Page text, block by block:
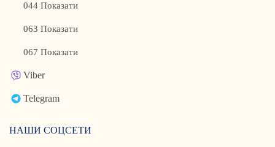
044 Показати
063 Показати
067 Показати
Viber
Telegram
НАШИ СОЦСЕТИ